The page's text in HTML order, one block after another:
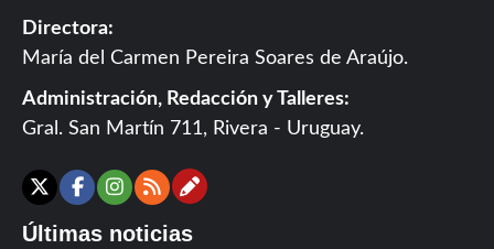
Directora:
María del Carmen Pereira Soares de Araújo.
Administración, Redacción y Talleres:
Gral. San Martín 711, Rivera - Uruguay.
X Facebook
Instagram
RSSContáctanos
Últimas noticias